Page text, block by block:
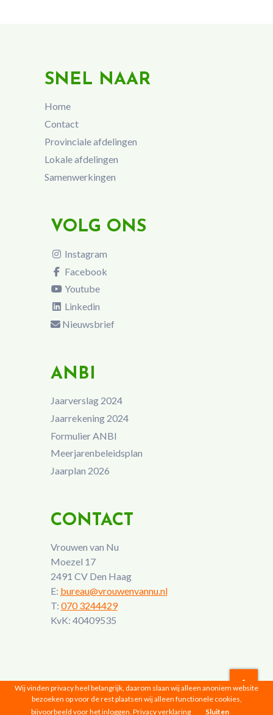
SNEL NAAR
Home
Contact
Provinciale afdelingen
Lokale afdelingen
Samenwerkingen
VOLG ONS
Instagram
Facebook
Youtube
Linkedin
Nieuwsbrief
ANBI
Jaarverslag 2024
Jaarrekening 2024
Formulier ANBI
Meerjarenbeleidsplan
Jaarplan 2026
CONTACT
Vrouwen van Nu
Moezel 17
2491 CV Den Haag
E: bureau@vrouwenvannu.nl
T: 070 3244429
KvK: 40409535
Vrouwen van Nu © 2026 |Privacyverklaring
Wij vinden privacy heel belangrijk, daarom slaan wij alleen anoniem website
bezoeken op voor de rest plaatsen wij alleen functionele cookies,
bijvoorbeeld voor het inloggen. Privacy verklaring Sluiten